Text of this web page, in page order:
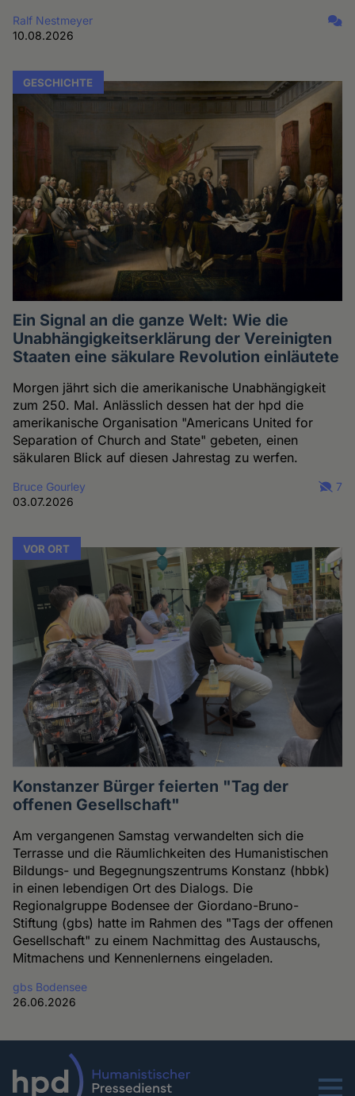
Ralf Nestmeyer
10.08.2026
GESCHICHTE
Ein Signal an die ganze Welt: Wie die
Unabhängigkeitserklärung der Vereinigten
Staaten eine säkulare Revolution einläutete
Morgen jährt sich die amerikanische Unabhängigkeit
zum 250. Mal. Anlässlich dessen hat der hpd die
amerikanische Organisation "Americans United for
Separation of Church and State" gebeten, einen
säkularen Blick auf diesen Jahrestag zu werfen.
Bruce Gourley
03.07.2026
7
VOR ORT
Konstanzer Bürger feierten "Tag der
offenen Gesellschaft"
Am vergangenen Samstag verwandelten sich die
Terrasse und die Räumlichkeiten des Humanistischen
Bildungs- und Begegnungszentrums Konstanz (hbbk)
in einen lebendigen Ort des Dialogs. Die
Regionalgruppe Bodensee der Giordano-Bruno-
Stiftung (gbs) hatte im Rahmen des "Tags der offenen
Gesellschaft" zu einem Nachmittag des Austauschs,
Mitmachens und Kennenlernens eingeladen.
gbs Bodensee
26.06.2026
Menu